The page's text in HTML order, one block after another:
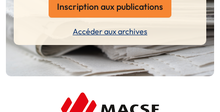
Inscription aux publications
Accéder aux archives